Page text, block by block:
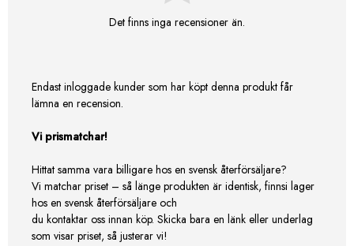
Det finns inga recensioner än.
Endast inloggade kunder som har köpt denna produkt får
lämna en recension.
Vi prismatchar!
Hittat samma vara billigare hos en svensk återförsäljare?
Vi matchar priset – så länge produkten är identisk, finnsi lager
hos en svensk återförsäljare och
du kontaktar oss innan köp. Skicka bara en länk eller underlag
som visar priset, så justerar vi!